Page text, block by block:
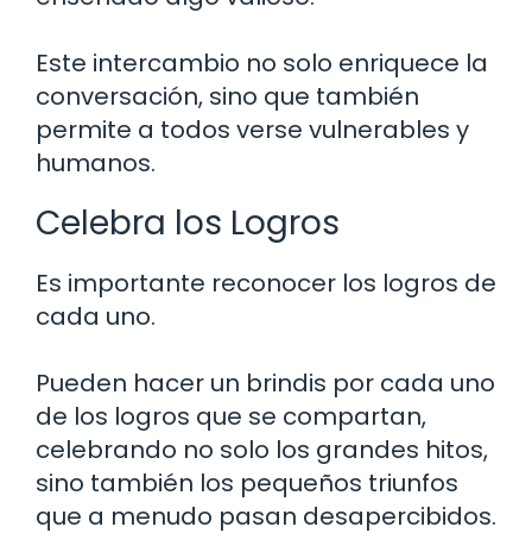
Este intercambio no solo enriquece la
conversación, sino que también
permite a todos verse vulnerables y
humanos.
Celebra los Logros
Es importante reconocer los logros de
cada uno.
Pueden hacer un brindis por cada uno
de los logros que se compartan,
celebrando no solo los grandes hitos,
sino también los pequeños triunfos
que a menudo pasan desapercibidos.